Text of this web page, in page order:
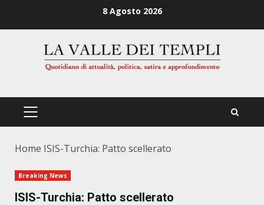
8 Agosto 2026
PRIMÄRES
Home ISIS-Turchia: Patto scellerato
Breaking News
ISIS-Turchia: Patto scellerato